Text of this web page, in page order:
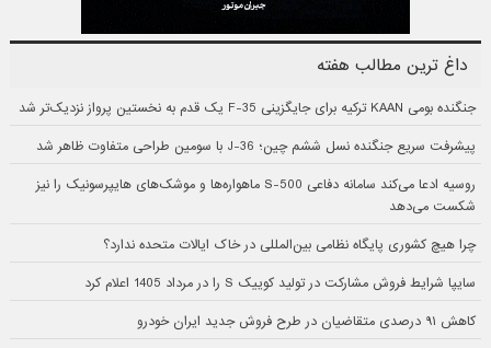
داغ ترین مطالب هفته
جنگنده بومی KAAN ترکیه برای جایگزینی F-35 یک قدم به نخستین پرواز نزدیک‌تر شد
پیشرفت سریع جنگنده نسل ششم چین؛ J-36 با سومین طراحی متفاوت ظاهر شد
روسیه ادعا می‌کند سامانه دفاعی S-500 ماهواره‌ها و موشک‌های هایپرسونیک را نیز
شکست می‌دهد
چرا هیچ کشوری پایگاه نظامی بین‌المللی در خاک ایالات متحده ندارد؟
سایپا شرایط فروش مشارکت در تولید کوییک S را در مرداد 1405 اعلام کرد
کاهش ۹۱ درصدی متقاضیان در طرح فروش جدید ایران خودرو